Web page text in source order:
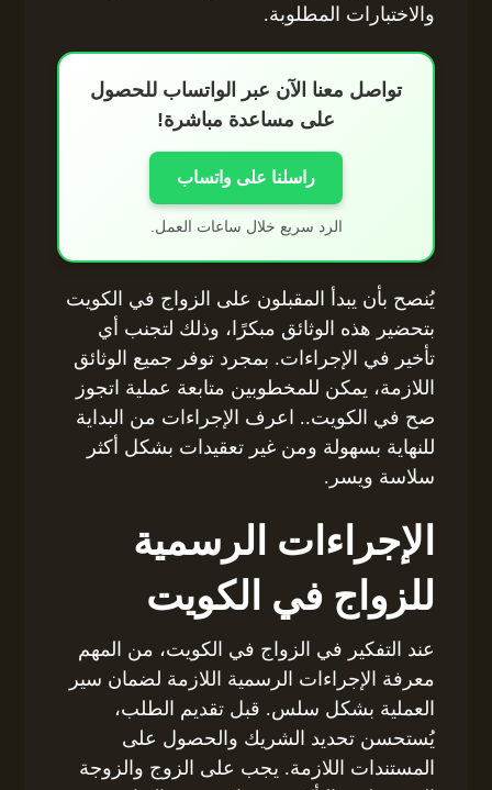
والاختبارات المطلوبة.
تواصل معنا الآن عبر الواتساب للحصول
على مساعدة مباشرة!
راسلنا على واتساب
الرد سريع خلال ساعات العمل.
يُنصح بأن يبدأ المقبلون على الزواج في الكويت
بتحضير هذه الوثائق مبكرًا، وذلك لتجنب أي
تأخير في الإجراءات. بمجرد توفر جميع الوثائق
اللازمة، يمكن للمخطوبين متابعة عملية اتجوز
صح في الكويت.. اعرف الإجراءات من البداية
للنهاية بسهولة ومن غير تعقيدات بشكل أكثر
سلاسة ويسر.
الإجراءات الرسمية
للزواج في الكويت
عند التفكير في الزواج في الكويت، من المهم
معرفة الإجراءات الرسمية اللازمة لضمان سير
العملية بشكل سلس. قبل تقديم الطلب،
يُستحسن تحديد الشريك والحصول على
المستندات اللازمة. يجب على الزوج والزوجة